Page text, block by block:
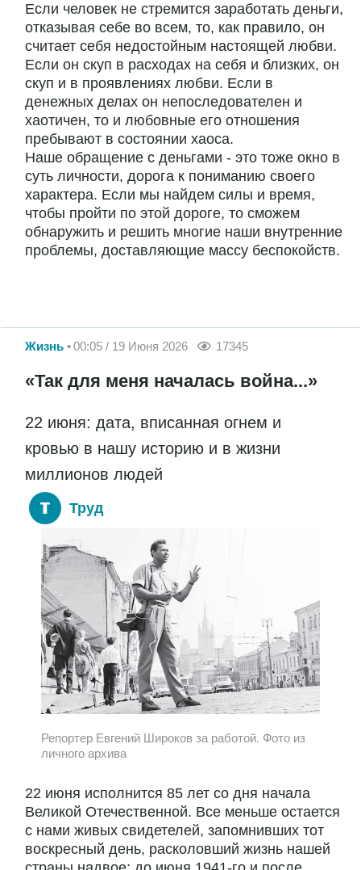
Если человек не стремится заработать деньги,
отказывая себе во всем, то, как правило, он
считает себя недостойным настоящей любви.
Если он скуп в расходах на себя и близких, он
скуп и в проявлениях любви. Если в
денежных делах он непоследователен и
хаотичен, то и любовные его отношения
пребывают в состоянии хаоса.
Наше обращение с деньгами - это тоже окно в
суть личности, дорога к пониманию своего
характера. Если мы найдем силы и время,
чтобы пройти по этой дороге, то сможем
обнаружить и решить многие наши внутренние
проблемы, доставляющие массу беспокойств.
Жизнь 00:05 / 19 Июня 2026 17345
«Так для меня началась война...»
22 июня: дата, вписанная огнем и
кровью в нашу историю и в жизни
миллионов людей
Труд
Репортер Евгений Широков за работой. Фото из
личного архива
22 июня исполнится 85 лет со дня начала
Великой Отечественной. Все меньше остается
с нами живых свидетелей, запомнивших тот
воскресный день, расколовший жизнь нашей